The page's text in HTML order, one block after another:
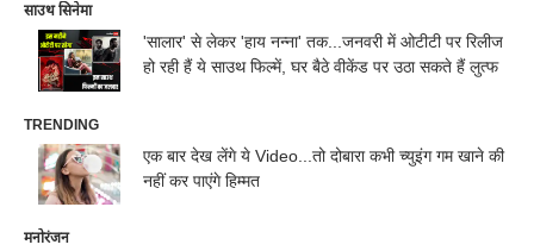
साउथ सिनेमा
'सालार' से लेकर 'हाय नन्ना' तक...जनवरी में ओटीटी पर रिलीज
हो रही हैं ये साउथ फिल्में, घर बैठे वीकेंड पर उठा सकते हैं लुत्फ
TRENDING
एक बार देख लेंगे ये Video...तो दोबारा कभी च्युइंग गम खाने की
नहीं कर पाएंगे हिम्मत
मनोरंजन